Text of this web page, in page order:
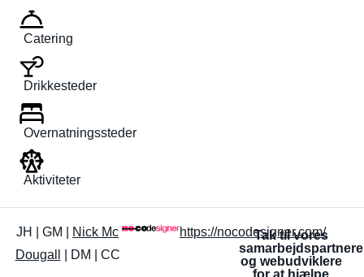
Catering
Drikkesteder
Overnatningssteder
Aktiviteter
Tak til vores
samarbejdspartnere
og webudviklere
for at hjælpe
https://nocodesigner.com/
JH | GM |
Nick Mc
Dougall
| DM | CC